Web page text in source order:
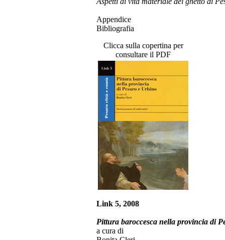
Appendice
Bibliografia
Clicca sulla copertina per
consultare il PDF
Link 5, 2008
Pittura baroccesca nella provincia di
a cura di